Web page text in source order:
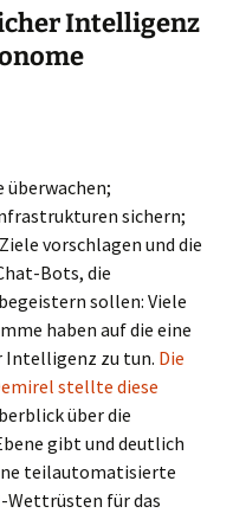
Intelligenz
sichern;
vorschlagen und die
Bots, die
sollen: Viele
haben auf die eine
Intelligenz zu tun. Die
stellte diese
über die
gibt und deutlich
teilautomatisierte
Wettrüsten für das